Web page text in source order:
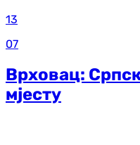
13
07
Врховац:
мјесту